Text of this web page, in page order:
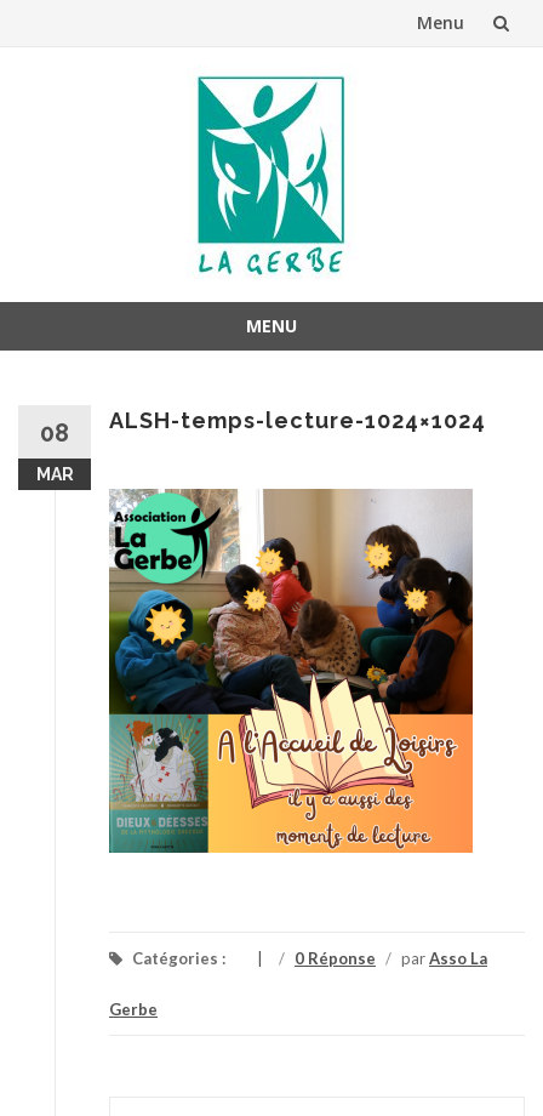
Menu
MENU
contenu
08
MAR
ALSH-temps-lecture-1024×1024
Catégories : / 0 Réponse / parAsso La
Gerbe